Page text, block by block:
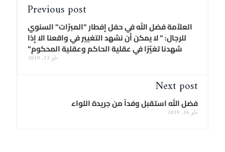
Previous post
العلاّمة فضل الله في حفل إفطار "المبرّات" السنوي
للرجال: " لا يمكن أن نشهد التغيير في واقعنا الا إذا
شهدنا تغيّرًا في عقلية الحاكم وعقلية المحكوم"
مايو 13, 2019
Next post
فضل الله استقبل وفداً من جريدة اللواء
مايو 16, 2019